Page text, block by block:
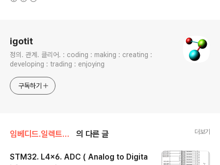
igotit
정의. 관계. 클리어. : coding : making : creating :
developing : trading : enjoying
구독하기
임베디드.일렉트로닉스/STM32 의 다른 글 더보기
STM32. L4x6. ADC ( Analog to Digita